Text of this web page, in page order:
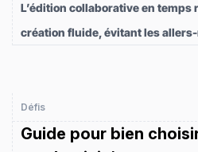
L’édition collaborative en temps
création fluide, évitant les
Défis
Guide pour bien